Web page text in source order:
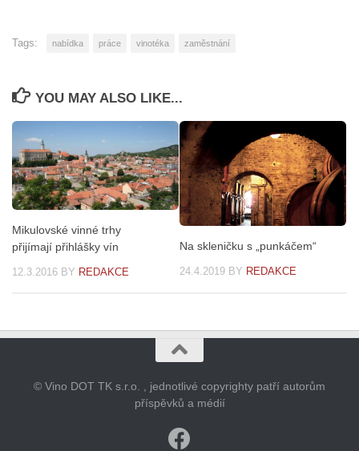
Tags: nabídka práce vinotéka zaměstnání
YOU MAY ALSO LIKE...
Mikulovské vinné trhy
přijímají přihlášky vín
12.3.2016 BY REDAKCE
Na skleničku s „punkáčem“
24.4.2019 BY REDAKCE
© Vino DOT TK s.r.o. , jednotlivé copyrighty patří autorům
příspěvků a médií